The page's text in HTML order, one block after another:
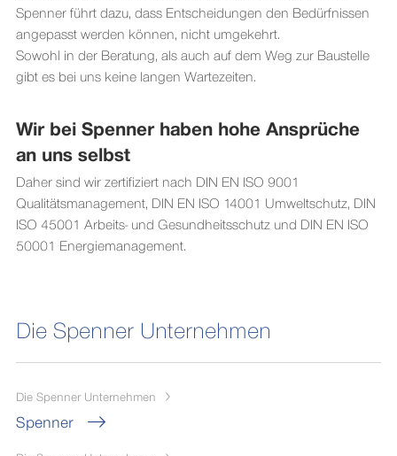
Spenner führt dazu, dass Entscheidungen den Bedürfnissen
angepasst werden können, nicht umgekehrt.
Sowohl in der Beratung, als auch auf dem Weg zur Baustelle
gibt es bei uns keine langen Wartezeiten.
Wir bei Spenner haben hohe Ansprüche
an uns selbst
Daher sind wir zertifiziert nach DIN EN ISO 9001
Qualitätsmanagement, DIN EN ISO 14001 Umweltschutz, DIN
ISO 45001 Arbeits- und Gesundheitsschutz und DIN EN ISO
50001 Energiemanagement.
Die Spenner Unternehmen
Die Spenner Unternehmen
Spenner